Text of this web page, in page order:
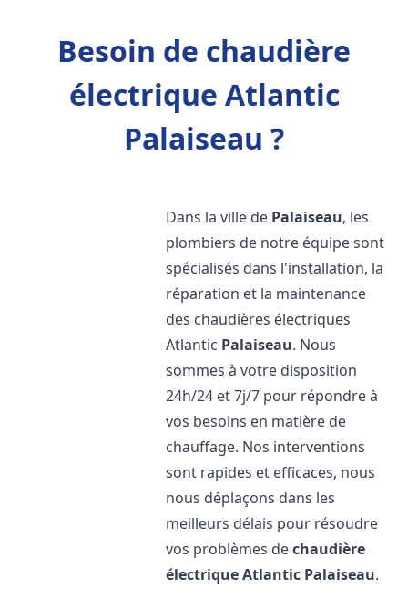
Besoin de chaudière
électrique Atlantic
Palaiseau ?
Dans la ville de Palaiseau, les
plombiers de notre équipe sont
spécialisés dans l'installation, la
réparation et la maintenance
des chaudières électriques
Atlantic Palaiseau. Nous
sommes à votre disposition
24h/24 et 7j/7 pour répondre à
vos besoins en matière de
chauffage. Nos interventions
sont rapides et efficaces, nous
nous déplaçons dans les
meilleurs délais pour résoudre
vos problèmes dechaudière
électrique Atlantic Palaiseau.